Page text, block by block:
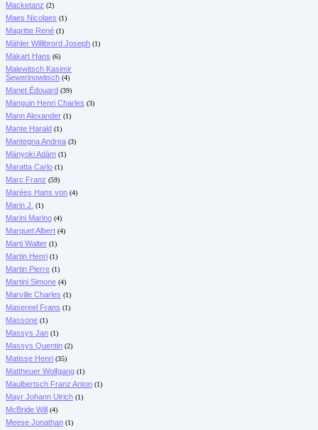
Macketanz (2)
Maes Nicolaes (1)
Magritte René (1)
Mähler Willibrord Joseph (1)
Makart Hans (6)
Malewitsch Kasimir
Sewerinowitsch (4)
Manet Édouard (39)
Manguin Henri Charles (3)
Mann Alexander (1)
Mante Harald (1)
Mantegna Andrea (3)
Mányoki Adám (1)
Maratta Carlo (1)
Marc Franz (59)
Marées Hans von (4)
Marin J. (1)
Marini Marino (4)
Marquet Albert (4)
Marti Walter (1)
Martin Henri (1)
Martin Pierre (1)
Martini Simone (4)
Marville Charles (1)
Masereel Frans (1)
Massone (1)
Massys Jan (1)
Massys Quentin (2)
Matisse Henri (35)
Mattheuer Wolfgang (1)
Maulbertsch Franz Anton (1)
Mayr Johann Ulrich (1)
McBride Will (4)
Meese Jonathan (1)